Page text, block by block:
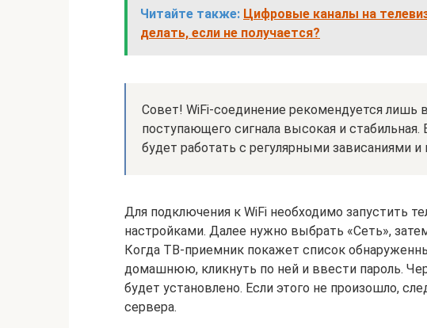
Читайте также: Цифровые каналы на
делать, если не получается?
Совет! WiFi-соединение рекомендуется лишь в
поступающего сигнала высокая и
будет работать с регулярными зависаниями и
Для подключения к WiFi необходимо запустить
настройками. Далее нужно выбрать «Сеть»,
Когда ТВ-приемник покажет список
домашнюю, кликнуть по ней и ввести пароль.
будет установлено. Если этого не произошло,
сервера.